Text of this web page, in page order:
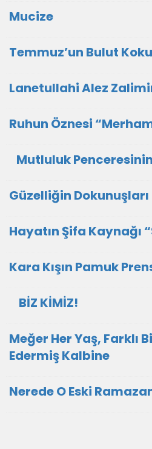
Mucize
Temmuz’un Bulut
Lanetullahi Alez
Ruhun Öznesi
Mutluluk
Güzelliğin Dokunuşları
Hayatın Şifa Kaynağı
Kara Kışın Pamuk
BİZ KİMİZ!
Meğer Her Yaş, Farklı
Edermiş Kalbine
Nerede O Eski